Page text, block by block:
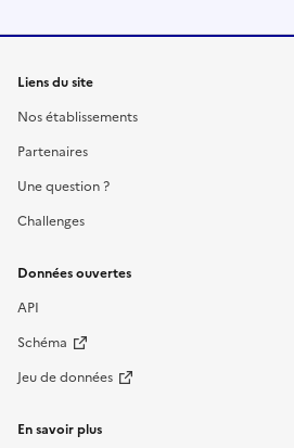
Liens du site
Nos établissements
Partenaires
Une question ?
Challenges
Données ouvertes
API
Schéma
Jeu de données
En savoir plus